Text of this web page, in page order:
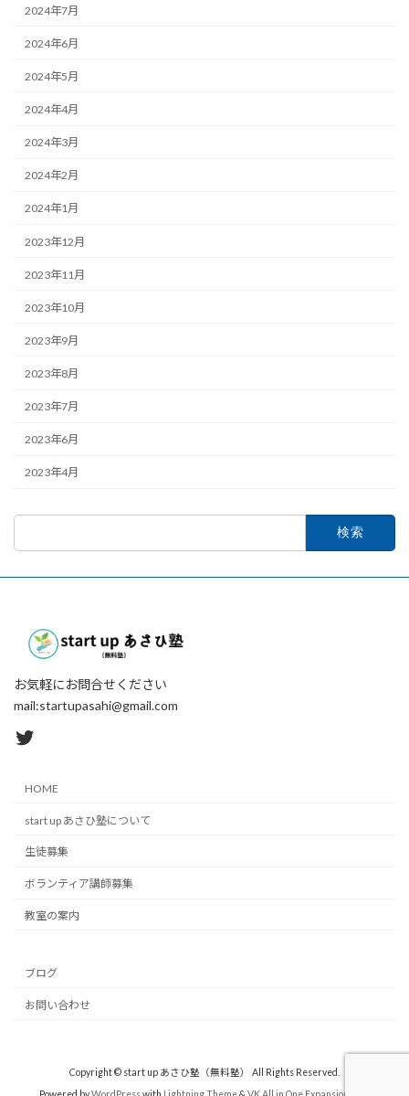
2024年7月
2024年6月
2024年5月
2024年4月
2024年3月
2024年2月
2024年1月
2023年12月
2023年11月
2023年10月
2023年9月
2023年8月
2023年7月
2023年6月
2023年4月
お気軽にお問合せください
mail:startupasahi@gmail.com
Twitter
HOME
start up あさひ塾について
生徒募集
ボランティア講師募集
教室の案内
ブログ
お問い合わせ
Copyright © start up あさひ塾（無料塾） All Rights Reserved.